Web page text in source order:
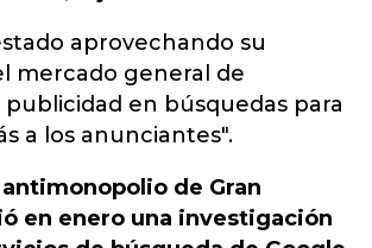
aprovechando su
mercado general de
publicidad en búsquedas para
a los anunciantes".
de Gran
en enero una investigación